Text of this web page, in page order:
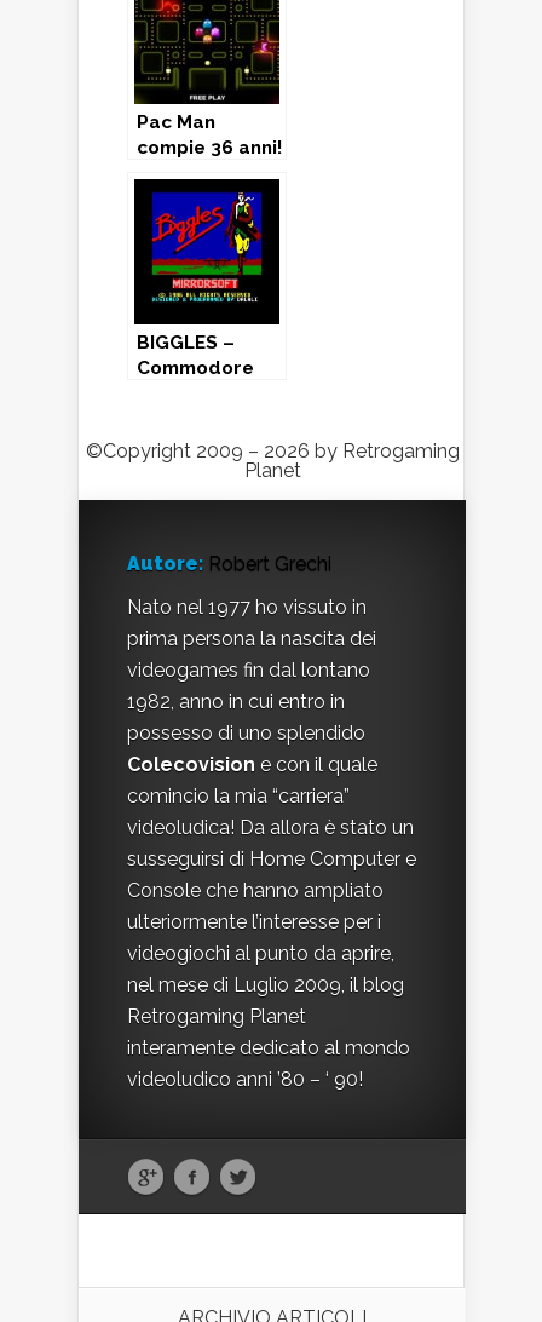
Pac Man
compie 36 anni!
BIGGLES –
Commodore
©Copyright 2009 – 2026 by Retrogaming
Planet
Autore: Robert Grechi
Nato nel 1977 ho vissuto in
prima persona la nascita dei
videogames fin dal lontano
1982, anno in cui entro in
possesso di uno splendido
Colecovision e con il quale
comincio la mia “carriera”
videoludica! Da allora è stato un
susseguirsi di Home Computer e
Console che hanno ampliato
ulteriormente l’interesse per i
videogiochi al punto da aprire,
nel mese di Luglio 2009, il blog
Retrogaming Planet
interamente dedicato al mondo
videoludico anni ’80 – ‘ 90!
ARCHIVIO ARTICOLI